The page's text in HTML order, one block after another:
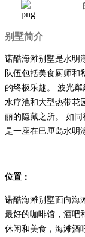
别墅简介
诺酷海滩别墅是水明
队伍包括美食厨师和
的终极乐趣。 波光粼
水疗池和大型热带花
丽的隐藏之所。 如
是一座在巴厘岛水明
位置：
诺酷海滩别墅面向海
最好的咖啡馆，酒吧
休闲和美食，海滩酒